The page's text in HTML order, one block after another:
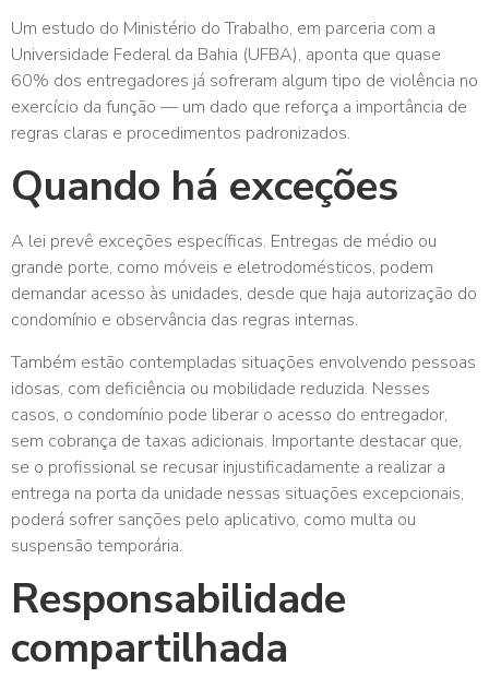
Um estudo do Ministério do Trabalho, em parceria com a
Universidade Federal da Bahia (UFBA), aponta que quase
60% dos entregadores já sofreram algum tipo de violência no
exercício da função — um dado que reforça a importância de
regras claras e procedimentos padronizados.
Quando há exceções
A lei prevê exceções específicas. Entregas de médio ou
grande porte, como móveis e eletrodomésticos, podem
demandar acesso às unidades, desde que haja autorização do
condomínio e observância das regras internas.
Também estão contempladas situações envolvendo pessoas
idosas, com deficiência ou mobilidade reduzida. Nesses
casos, o condomínio pode liberar o acesso do entregador,
sem cobrança de taxas adicionais. Importante destacar que,
se o profissional se recusar injustificadamente a realizar a
entrega na porta da unidade nessas situações excepcionais,
poderá sofrer sanções pelo aplicativo, como multa ou
suspensão temporária.
Responsabilidade
compartilhada